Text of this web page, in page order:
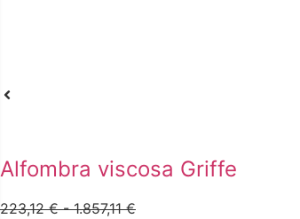
Alfombra viscosa Griffe
223,12€ - 1.857,11€